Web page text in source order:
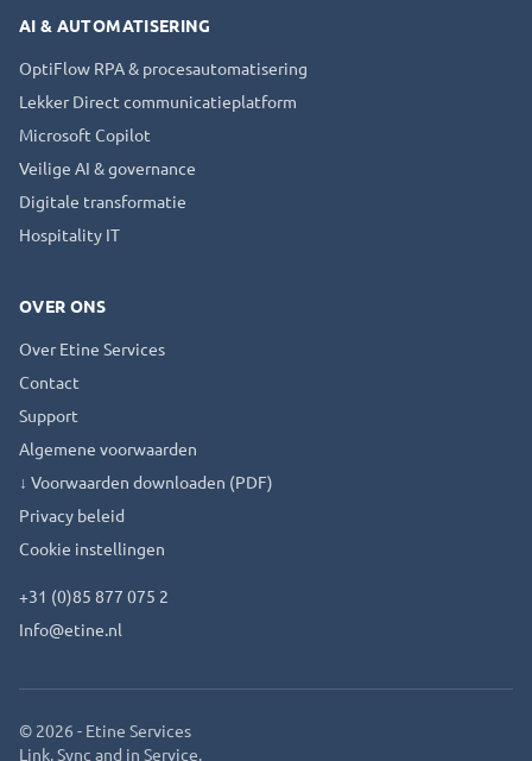
AI & AUTOMATISERING
OptiFlow RPA & procesautomatisering
Lekker Direct communicatieplatform
Microsoft Copilot
Veilige AI & governance
Digitale transformatie
Hospitality IT
OVER ONS
Over Etine Services
Contact
Support
Algemene voorwaarden
↓ Voorwaarden downloaden (PDF)
Privacy beleid
Cookie instellingen
+31 (0)85 877 075 2
Info@etine.nl
© 2026 - Etine Services
Link, Sync and in Service.